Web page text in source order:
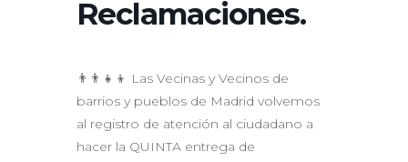
Reclamaciones.
👨‍👨‍👧‍👦 Las Vecinas y Vecinos de
barrios y pueblos de Madrid volvemos
al registro de atención al ciudadano a
hacer la QUINTA entrega de